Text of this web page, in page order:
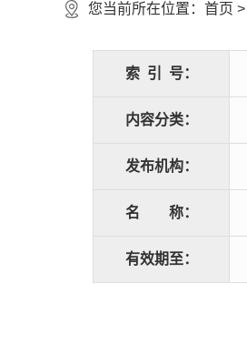
您当前所在位置： 首页 >
索 引 号：
内容分类：
发布机构：
名 称：
有效期至：